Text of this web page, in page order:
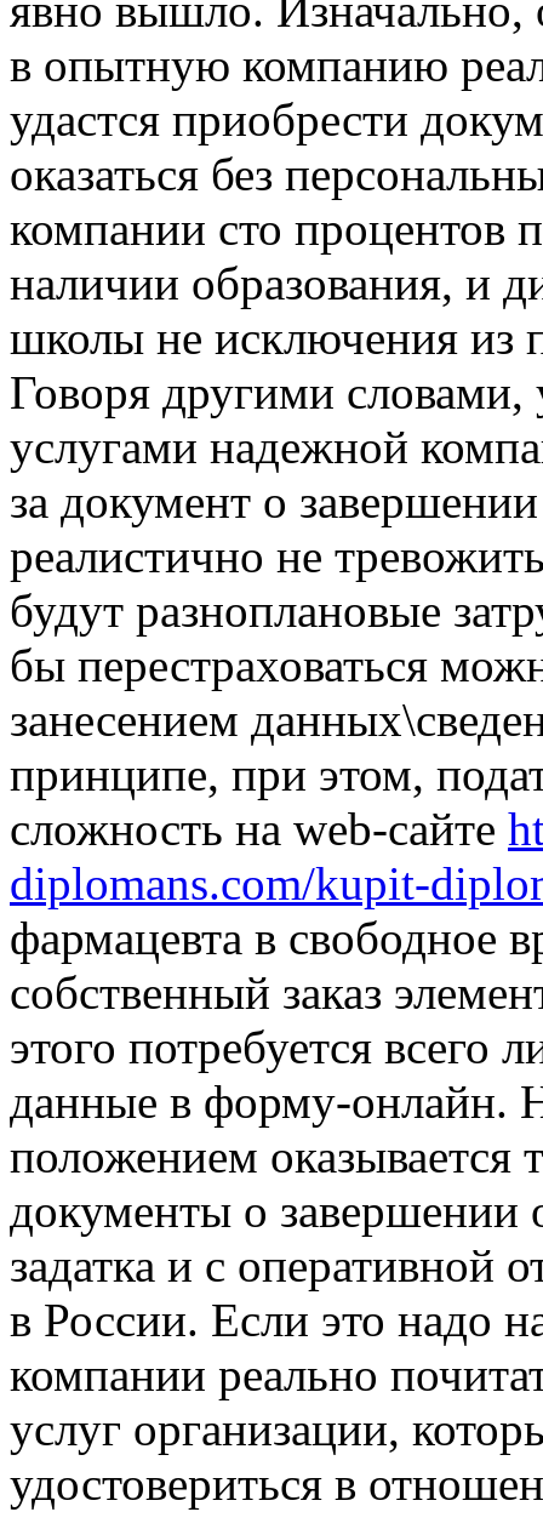
явно вышло. Изначально,
в опытную компанию
удастся приобрести
оказаться без
компании сто процентов
наличии образования, и
школы не исключения из
Говоря другими
услугами надежной
за документ о
реалистично не
будут разноплановые
бы перестраховаться
занесением
принципе, при этом,
сложность на web-сайте
diplomans.com/kupit-
фармацевта в свободное
собственный заказ
этого потребуется всего
данные в форму-онлайн.
положением оказывается
документы о завершении
задатка и с оперативной
в России. Если это надо
компании реально
услуг организации,
удостовериться в